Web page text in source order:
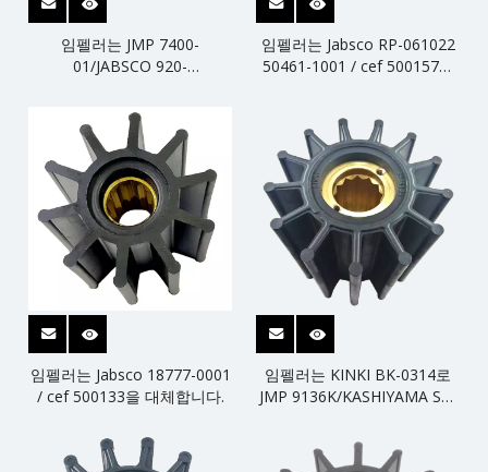
임펠러는 JMP 7400-
01/JABSCO 920-
1028B/KASHIYAMA SP-
70/SHERWOOD 18200K를 대
체합니다.
임펠러는 Jabsco RP-061022
50461-1001 / cef 500157을
임펠러는 Jabsco 18777-0001
/ cef 500133을 대체합니다.
임펠러는 KINKI BK-0314로
JMP 9136K/KASHIYAMA SP-